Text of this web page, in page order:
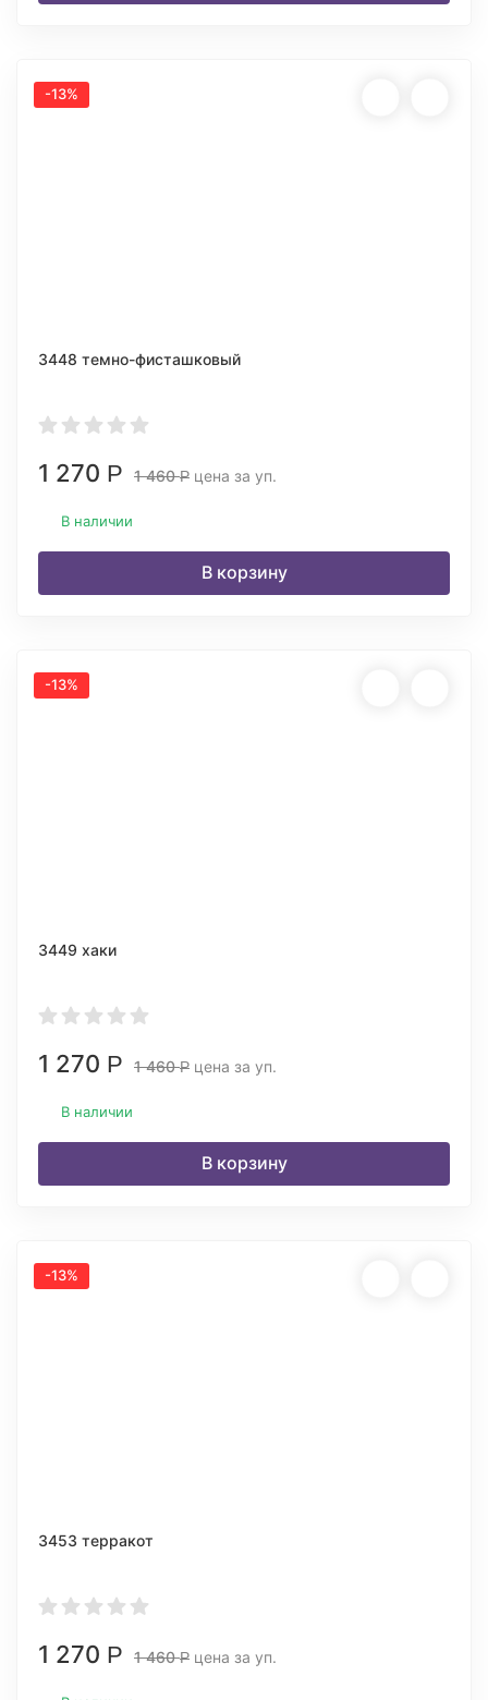
-13%
3448 темно-фисташковый
1 270 Р 1 460Р цена за уп.
В наличии
В корзину
-13%
3449 хаки
1 270 Р 1 460Р цена за уп.
В наличии
В корзину
-13%
3453 терракот
1 270 Р 1 460Р цена за уп.